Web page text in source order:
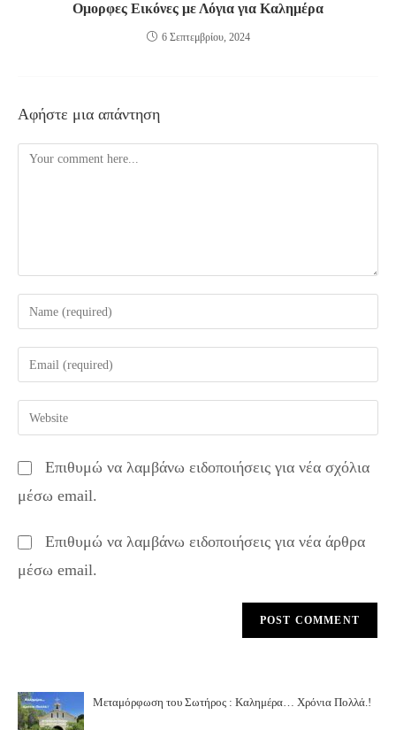
Ομορφες Εικόνες με Λόγια για Καλημέρα
6 Σεπτεμβρίου, 2024
Αφήστε μια απάντηση
Comment
Enter
your
name
comment
Enter
your
email
address
comment
Enter
your
URL
(optional)
Επιθυμώ να λαμβάνω ειδοποιήσεις για νέα σχόλια
μέσω email.
Επιθυμώ να λαμβάνω ειδοποιήσεις για νέα άρθρα
μέσω email.
Μεταμόρφωση του Σωτήρος : Καλημέρα… Χρόνια Πολλά.!